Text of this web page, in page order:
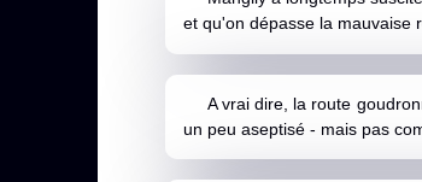
et qu'on dépasse la mauvaise
A vrai dire, la route
un peu aseptisé - mais pas